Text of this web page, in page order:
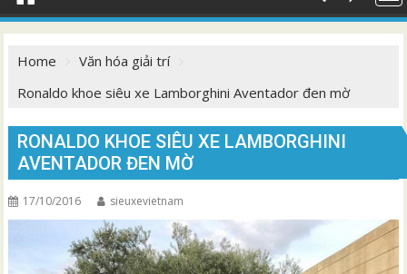
Home
Văn hóa giải trí
Ronaldo khoe siêu xe Lamborghini Aventador đen mờ
RONALDO KHOE SIÊU XE LAMBORGHINI
AVENTADOR ĐEN MỜ
17/10/2016 sieuxevietnam